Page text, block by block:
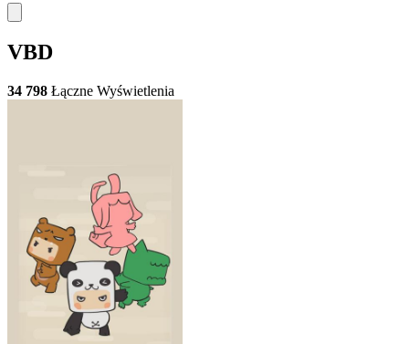
VBD
34 798 Łączne Wyświetlenia